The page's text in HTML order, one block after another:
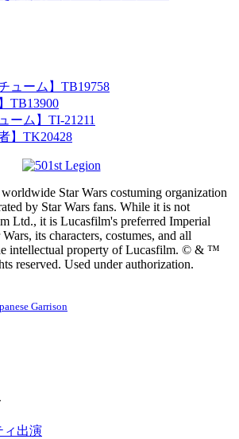
TB13900
ーム】TI-21211
Star Wars costuming organization
by Star Wars fans. While it is not
Ltd., it is Lucasfilm's preferred Imperial
its characters, costumes, and all
intellectual property of Lucasfilm. © & ™
reserved. Used under authorization.
Garrison
ィ出演